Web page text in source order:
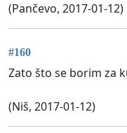
(Pančevo, 2017-01-12)
#160
Zato što se borim za
(Niš, 2017-01-12)